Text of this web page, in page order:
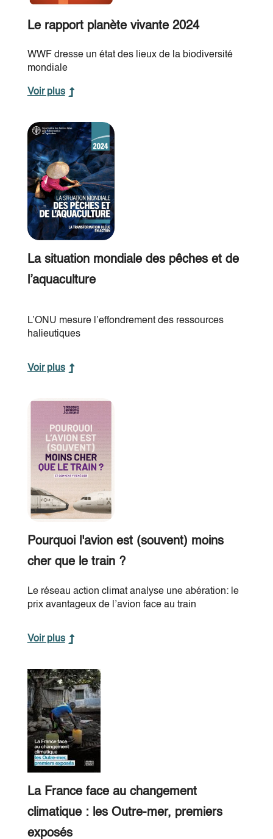
Le rapport planète vivante 2024
WWF dresse un état des lieux de la biodiversité
mondiale
Voir plus
La situation mondiale des pêches et de
l’aquaculture
L’ONU mesure l’effondrement des ressources
halieutiques
Voir plus
Pourquoi l'avion est (souvent) moins
cher que le train ?
Le réseau action climat analyse une abération: le
prix avantageux de l’avion face au train
Voir plus
La France face au changement
climatique : les Outre-mer, premiers
exposés